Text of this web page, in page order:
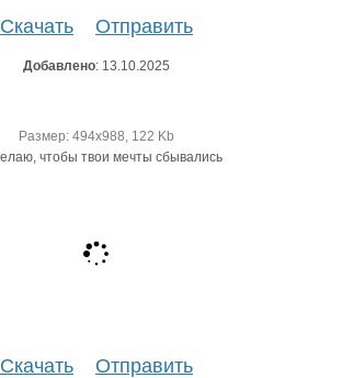
Скачать Отправить
Добавлено: 13.10.2025
Размер: 494х988, 122 Kb
Скачать Отправить